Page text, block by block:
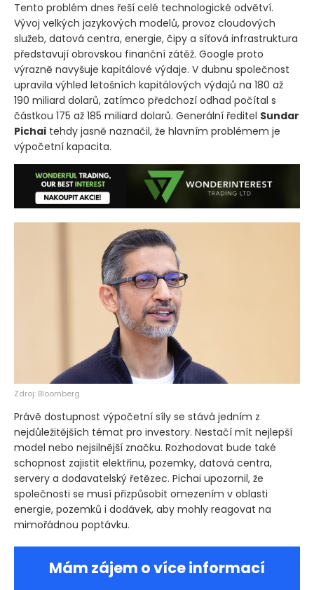
Tento problém dnes řeší celé technologické odvětví.
Vývoj velkých jazykových modelů, provoz cloudových
služeb, datová centra, energie, čipy a síťová infrastruktura
představují obrovskou finanční zátěž. Google proto
výrazně navyšuje kapitálové výdaje. V dubnu společnost
upravila výhled letošních kapitálových výdajů na 180 až
190 miliard dolarů, zatímco předchozí odhad počítal s
částkou 175 až 185 miliard dolarů. Generální ředitel Sundar
Pichai tehdy jasně naznačil, že hlavním problémem je
výpočetní kapacita.
Zdroj: Bloomberg
Právě dostupnost výpočetní síly se stává jedním z
nejdůležitějších témat pro investory. Nestačí mít nejlepší
model nebo nejsilnější značku. Rozhodovat bude také
schopnost zajistit elektřinu, pozemky, datová centra,
servery a dodavatelský řetězec. Pichai upozornil, že
společnosti se musí přizpůsobit omezením v oblasti
energie, pozemků i dodávek, aby mohly reagovat na
mimořádnou poptávku.
Mám zájem o více informací